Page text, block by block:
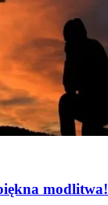
modlitwa!